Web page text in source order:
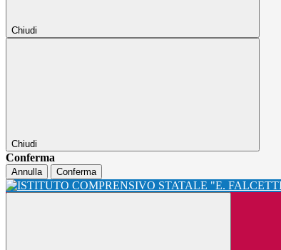
Chiudi
Chiudi
Conferma
Annulla Conferma